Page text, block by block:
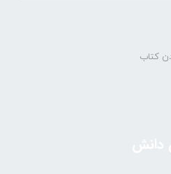
کتاب